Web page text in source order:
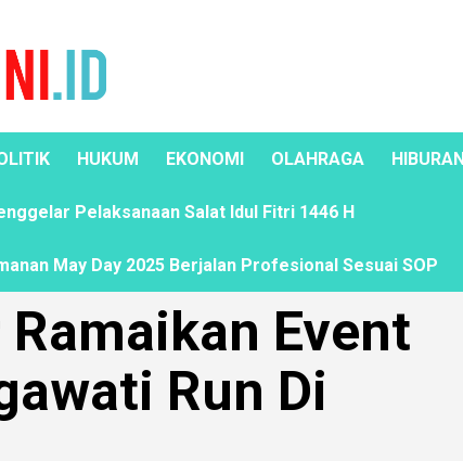
HUKUM EKONOMI OLAHRAGA HIBURAN
Pelaksanaan Salat Idul Fitri 1446 H
May Day 2025 Berjalan Profesional Sesuai SOP
Event
Run Di